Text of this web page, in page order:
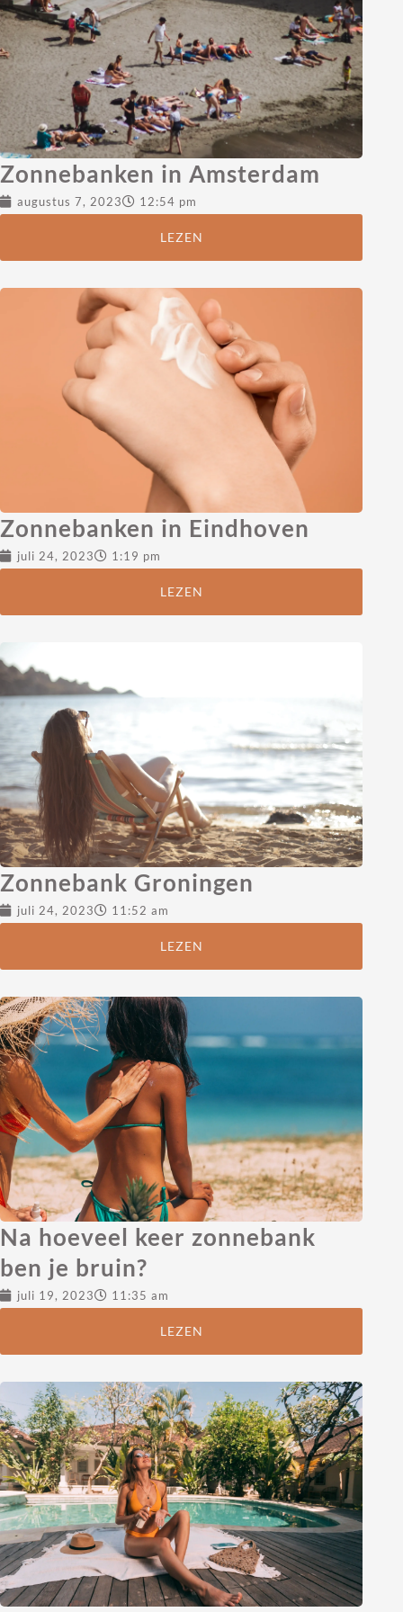
Zonnebanken in Amsterdam
augustus 7, 2023 12:54 pm
LEZEN
Zonnebanken in Eindhoven
juli 24, 2023 1:19 pm
LEZEN
Zonnebank Groningen
juli 24, 2023 11:52 am
LEZEN
Na hoeveel keer zonnebank
ben je bruin?
juli 19, 2023 11:35 am
LEZEN